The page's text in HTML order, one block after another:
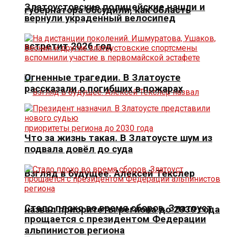
губернатора обсудили, как область
встретит 2026 год
Взгляд в будущее. Алексей Текслер
назвал приоритеты региона до 2030 года
Златоустовские полицейские нашли и
вернули украденный велосипед
Огненные трагедии. В Златоусте
рассказали о погибших в пожарах
Что за жизнь такая. В Златоусте шум из
подвала довёл до суда
Стало плохо во время сборов. Златоуст
прощается с президентом Федерации
альпинистов региона